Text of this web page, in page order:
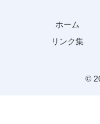
ホーム
リンク集
©